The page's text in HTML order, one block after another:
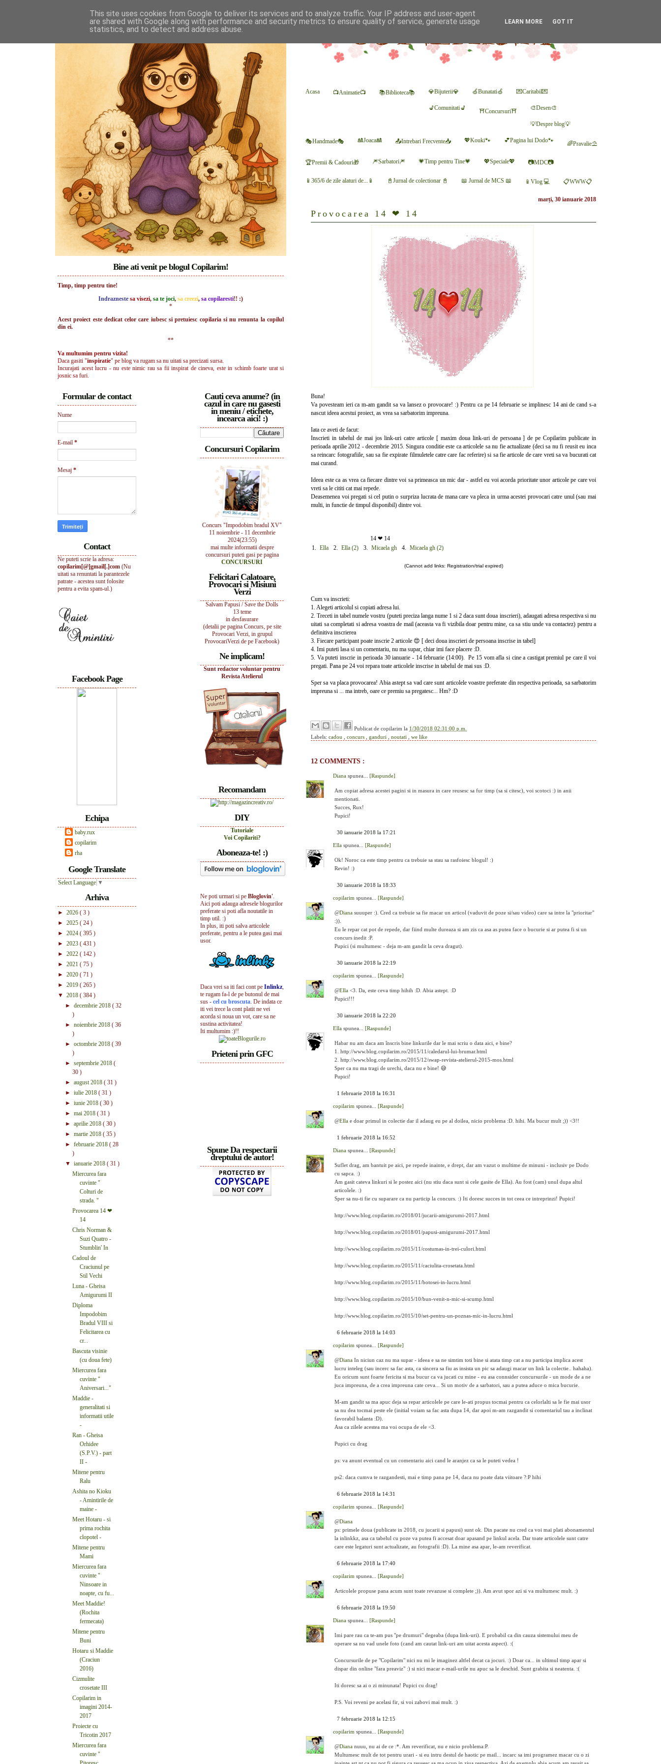
Acasa 📺Animatie📺 📚Biblioteca📚 💎Bijuterii💎 🍏Bunatati🍏 💌Caritabil💌
💺Comunitati💺 ⛩Concursuri⛩ 🎨Desen🎨
💡Despre blog💡
🎭Handmade🎭 🎎Joaca🎎 📤Intrebari Frecvente📥 💖Kouki🐾 💕Pagina lui Dodo🐾 🌈Pravalie⛱
🏆Premii & Cadouri🎁 🎆Sarbatori🎆 💗Timp pentru Tine💗 💖Speciale💖 📷MDC📷
📱365/6 de zile alaturi de...📱 📓Jurnal de colectionar 📓 📖 Jurnal de MCS 📖 📱Vlog 💻 📋WWW📋
marți, 30 ianuarie 2018
Provocarea 14 ❤ 14
Buna!
Va povesteam ieri ca m-am gandit sa va lansez o provocare! :) Pentru ca pe 14 februarie se implinesc 14 ani de cand s-a
nascut ideea acestui proiect, as vrea sa sarbatorim impreuna.
Iata ce aveti de facut:
Inscrieti in tabelul de mai jos link-uri catre articole [ maxim doua link-uri de persoana ] de pe Copilarim publicate in
perioada aprilie 2012 - decembrie 2015. Singura conditie este ca articolele sa nu fie actualizate (deci sa nu fi reusit eu inca
sa reincarc fotografiile, sau sa fie expirate filmuletele catre care fac referire) si sa fie articole de care vreti sa va bucurati cat
mai curand.
Ideea este ca as vrea ca fiecare dintre voi sa primeasca un mic dar - astfel eu voi acorda prioritate unor articole pe care voi
vreti sa le cititi cat mai repede.
Deasemenea voi pregati si cel putin o surpriza lucrata de mana care va pleca in urma acestei provocari catre unul (sau mai
multi, in functie de timpul disponibil) dintre voi.
14 ❤ 14
1. Ella 2. Ella (2) 3. Micaela gh 4. Micaela gh (2)
(Cannot add links: Registration/trial expired)
Cum va inscrieti:
1. Alegeti articolul si copiati adresa lui.
2. Treceti in tabel numele vostru (puteti preciza langa nume 1 si 2 daca sunt doua inscrieri), adaugati adresa respectiva si nu
uitati sa completati si adresa voastra de mail (aceasta va fi vizibila doar pentru mine, ca sa stiu unde va contactez) pentru a
definitiva inscrierea
3. Fiecare participant poate inscrie 2 articole 😍 [ deci doua inscrieri de persoana inscrise in tabel]
4. Imi puteti lasa si un comentariu, nu ma supar, chiar imi face placere :D.
5. Va puteti inscrie in perioada 30 ianuarie - 14 februarie (14:00). Pe 15 vom afla si cine a castigat premiul pe care il voi
pregati. Pana pe 24 voi repara toate articolele inscrise in tabelul de mai sus :D.
Sper sa va placa provocarea! Abia astept sa vad care sunt articolele voastre preferate din respectiva perioada, sa sarbatorim
impreuna si ... ma intreb, oare ce premiu sa pregatesc... Hm? :D
Publicat de copilarim la 1/30/2018 02:31:00 p.m.
Labels: cadou concurs ganduri noutati we like
12 COMMENTS :
Diana spunea... [Raspunde]
Am copiat adresa acestei pagini si in masura in care reusesc sa fur timp (sa si citesc), voi scotoci :) in anii
mentionati.
Succes, Rux!
Pupici!
30 ianuarie 2018 la 17:21
Ella spunea... [Raspunde]
Ok! Noroc ca este timp pentru ca trebuie sa stau sa rasfoiesc blogul! :)
Revin! :)
30 ianuarie 2018 la 18:33
copilarim spunea... [Raspunde]
@Diana suuuper :). Cred ca trebuie sa fie macar un articol (vaduvit de poze si/sau video) care sa intre la "prioritar"
:)).
Eu le repar cat pot de repede, dar fiind multe dureaza si am zis ca asa as putea face o bucurie si ar putea fi si un
concurs inedit :P.
Pupici (si multumesc - deja m-am gandit la ceva dragut).
30 ianuarie 2018 la 22:19
copilarim spunea... [Raspunde]
@Ella <3. Da, este ceva timp hihih :D. Abia astept. :D
Pupici!!!
30 ianuarie 2018 la 22:20
Ella spunea... [Raspunde]
Habar nu am daca am înscris bine linkurile dar le mai scriu o data aici, e bine?
1. http://www.blog.copilarim.ro/2015/11/caledarul-lui-brumar.html
2. http://www.blog.copilarim.ro/2015/12/swap-revista-atelierul-2015-mos.html
Sper ca nu ma tragi de urechi, daca nu e bine! 😅
Pupici!
1 februarie 2018 la 16:31
copilarim spunea... [Raspunde]
@Ella e doar primul in colectie dar il adaug eu pe al doilea, nicio problema :D. hihi. Ma bucur mult ;)) <3!!
1 februarie 2018 la 16:52
Diana spunea... [Raspunde]
Suflet drag, am bantuit pe aici, pe repede inainte, e drept, dar am vazut o multime de minuni - inclusiv pe Dodo
cu sapca. :)
Am gasit cateva linkuri si le postez aici (nu stiu daca sunt si cele gasite de Ella). Au fost (cam) unul dupa altul
articolele. :)
Sper sa nu-ti fie cu suparare ca nu particip la concurs. :) Iti doresc succes in tot ceea ce intreprinzi! Pupici!
http://www.blog.copilarim.ro/2018/01/jucarii-amigurumi-2017.html
http://www.blog.copilarim.ro/2018/01/papusi-amigurumi-2017.html
http://www.blog.copilarim.ro/2015/11/costumas-in-trei-culori.html
http://www.blog.copilarim.ro/2015/11/caciulita-crosetata.html
http://www.blog.copilarim.ro/2015/11/botosei-in-lucru.html
http://www.blog.copilarim.ro/2015/10/bun-venit-n-mic-si-scump.html
http://www.blog.copilarim.ro/2015/10/set-pentru-un-poznas-mic-in-lucru.html
6 februarie 2018 la 14:03
copilarim spunea... [Raspunde]
@Diana In niciun caz nu ma supar - ideea e sa ne simtim toti bine si atata timp cat a nu participa implica acest
lucru inteleg (sau incerc sa fac asta, ca sincera sa fiu as insista un pic sa adaugi macar un link la colectie.. hahaha).
Eu oricum sunt foarte fericita si ma bucur ca va jucati cu mine - eu asa connsider concursurile - un mode de a ne
juca impreuna, de a crea impreuna cate ceva... Si un motiv de a sarbatori, sau a putea aduce o mica bucurie.
M-am gandit sa ma apuc deja sa repar articolele pe care le-ati propus tocmai pentru ca celorlalti sa le fie mai usor
sa nu dea tocmai peste ele (initial voiam sa fac asta dupa 14, dar apoi m-am razgandit si comentariul tau a inclinat
favorabil balanta :D).
Asa ca zilele acestea ma voi ocupa de ele <3.
Pupici cu drag
ps: va anunt eventual cu un comentariu aici cand le aranjez ca sa le puteti vedea !
ps2: daca cumva te razgandesti, mai e timp pana pe 14, daca nu poate data viitoare ?:P hihi
6 februarie 2018 la 14:31
copilarim spunea... [Raspunde]
@Diana
ps: primele doua (publicate in 2018, cu jucarii si papusi) sunt ok. Din pacate nu cred ca voi mai plati abonamentul
la inlinkkz, asa ca tabelul cu poze va putea fi accesat doar apasand pe linkul acela. Dar toate articolele sunt catre
care este legaturi sunt actualizate, au fotografii :D). La mine asa apar, le-am reverificat.
6 februarie 2018 la 17:40
copilarim spunea... [Raspunde]
Articolele propuse pana acum sunt toate revazuse si complete ;)). Am avut spor azi si va multumesc mult. :)
6 februarie 2018 la 19:50
Diana spunea... [Raspunde]
Imi pare rau ca te-am pus "pe drumuri" degeaba (dupa link-uri). E probabil ca din cauza sistemului meu de
operare sa nu vad unele foto (cand am cautat link-uri am uitat acesta aspect). :(
Concursurile de pe "Copilarim" nici nu mi le imaginez altfel decat ca jocuri. :) Doar ca... in ultimul timp apar si
dispar din online "fara preaviz" :) si nici macar e-mail-urile nu apuc sa le deschid. Sunt grabita si neatenta. :(
Iti doresc sa ai o zi minunata! Pupici cu drag!
P.S. Voi reveni pe acelasi fir, si voi zabovi mai mult. :)
7 februarie 2018 la 12:15
copilarim spunea... [Raspunde]
@Diana nuuu, nu ai de ce :*. Am reverificat, nu e nicio problema:P.
Multumesc mult de tot pentru urari - si eu intru destul de haotic pe mail... incarc sa imi programez macar cu o zi
Bine ati venit pe blogul Copilarim!
Timp, timp pentru tine!
Indrazneste sa visezi, sa te joci, sa creezi, sa copilaresti!! :)
*
Acest proiect este dedicat celor care iubesc si pretuiesc copilaria si nu renunta la copilul
din ei.
**
Va multumim pentru vizita!
Daca gasiti "inspiratie" pe blog va rugam sa nu uitati sa precizati sursa.
Incurajati acest lucru - nu este nimic rau sa fii inspirat de cineva, este in schimb foarte urat si
josnic sa furi.
Cauti ceva anume? (in
cazul in care nu gasesti
in meniu / etichete,
incearca aici! :)
Concursuri Copilarim
Concurs "Impodobim bradul XV"
11 noiembrie - 11 decembrie
2024(23:55)
mai multe informatii despre
concursuri puteti gasi pe pagina
CONCURSURI
Felicitari Calatoare,
Provocari si Misiuni
Verzi
Salvam Papusi / Save the Dolls
13 teme
in desfasurare
(detalii pe pagina Concurs, pe site
Provocari Verzi, in grupul
ProvocariVerzi de pe Facebook)
Ne implicam!
Sunt redactor voluntar pentru
Revista Atelierul
Recomandam
DIY
Tutoriale
Voi Copilariti?
Aboneaza-te! :)
Ne poti urmari si pe Bloglovin'.
Aici poti adauga adresele blogurilor
preferate si poti afla noutatile in
timp util. :)
In plus, iti poti salva articolele
preferate, pentru a le putea gasi mai
usor.
Daca vrei sa iti faci cont pe Inlinkz,
te rugam fa-l de pe butonul de mai
sus - cel cu broscuta. De indata ce
iti vei trece la cont platit ne vei
acorda si noua un vot, care sa ne
sustina activitatea!
Iti multumim :)!!
Prieteni prin GFC
Spune Da respectarii
dreptului de autor!
Formular de contact
Nume
E-mail *
Mesaj *
Contact
Ne puteti scrie la adresa:
copilarim[@]gmail[.]com (Nu
uitati sa renuntati la parantezele
patrate - acestea sunt folosite
pentru a evita spam-ul.)
Facebook Page
Echipa
baby.rux
copilarim
rha
Google Translate
Select Language ▼
Arhiva
► 2026 ( 3 )
► 2025 ( 24 )
► 2024 ( 395 )
► 2023 ( 431 )
► 2022 ( 142 )
► 2021 ( 75 )
► 2020 ( 71 )
► 2019 ( 265 )
▼ 2018 ( 384 )
► decembrie 2018 ( 32
)
► noiembrie 2018 ( 36
)
► octombrie 2018 ( 39
)
► septembrie 2018 (
30 )
► august 2018 ( 31 )
► iulie 2018 ( 31 )
► iunie 2018 ( 30 )
► mai 2018 ( 31 )
► aprilie 2018 ( 30 )
► martie 2018 ( 35 )
► februarie 2018 ( 28
)
▼ ianuarie 2018 ( 31 )
Miercurea fara
cuvinte "
Colturi de
strada. "
Provocarea 14 ❤
14
Chris Norman &
Suzi Quatro -
Stumblin' In
Cadoul de
Craciunul pe
Stil Vechi
Luna - Gheisa
Amigurumi II
Diploma
Impodobim
Bradul VIII si
Felicitarea cu
cr...
Bascuta visinie
(cu doua fete)
Miercurea fara
cuvinte "
Aniversari..."
Maddie -
generalitati si
informatii utile
-
Ran - Gheisa
Orhidee
(S.P.V.) - part
II -
Mitene pentru
Ralu
Ashita no Kioku
- Amintirile de
maine -
Meet Hotaru - si
prima rochita
clopotel -
Mitene pentru
Mami
Miercurea fara
cuvinte "
Ninsoare in
noapte, cu fu...
Meet Maddie!
(Rochita
fermecata)
Mitene pentru
Buni
Hotaru si Maddie
(Craciun
2016)
Cizmulite
crosetate III
Copilarim in
imagini 2014-
2017
Proiecte cu
Tricotin 2017
Miercurea fara
cuvinte "
This site uses cookies from Google to deliver its services and to analyze traffic. Your IP address and user-agent
are shared with Google along with performance and security metrics to ensure quality of service, generate usage
statistics, and to detect and address abuse.
LEARN MORE GOT IT